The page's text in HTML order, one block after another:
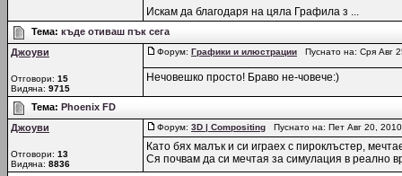
Искам да благодаря на цяла Графила з ...
Тема: къде отиваш пък сега
Джоуви
Отговори: 15
Видяна: 9715
Форум: Графики и илюстрации Пуснато на: Сря Авг
Нечовешко просто! Браво не-човече:)
Тема: Phoenix FD
Джоуви
Отговори: 13
Видяна: 8836
Форум: 3D | Compositing Пуснато на: Пет Авг 20,
Като бях малък и си играех с пироклъстер,
Ся почвам да си мечтая за симулация в реално